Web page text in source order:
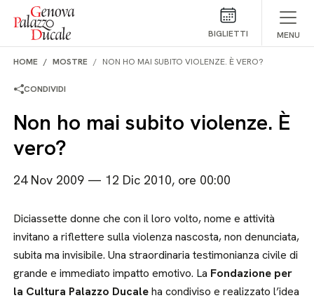
Salta al contenuto
BIGLIETTI MENU
HOME MOSTRE NON HO MAI SUBITO VIOLENZE. È VERO?
CONDIVIDI
Non ho mai subito violenze. È
vero?
24 Nov 2009 — 12 Dic 2010, ore 00:00
Diciassette donne che con il loro volto, nome e attività
invitano a riflettere sulla violenza nascosta, non denunciata,
subita ma invisibile. Una straordinaria testimonianza civile di
grande e immediato impatto emotivo. La Fondazione per
la Cultura Palazzo Ducaleha condiviso e realizzato l’idea